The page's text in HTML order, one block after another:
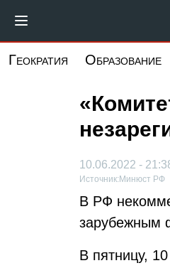
основному
Геократия Образование
10.06.2022 -
Источник: Минюст РФ
В РФ
зарубежным
В пятницу,